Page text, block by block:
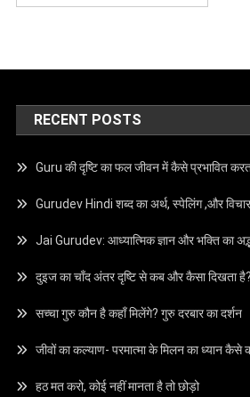
RECENT POSTS
Guru की दृष्टि का फल जीवन में कैसे प्रभावित
Gurudev Hindi शब्द का अर्थ, स्पेलिंग ,और
Jai Gurudev: आध्यात्मिक ज्ञान और भक्ति का
दुइज का चाँद अंतर दृष्टि से कब और कैसा दिखता है?
सच्चा गुरु कौन है कहाँ मिलेंगे? गुरु दरबार का दर्शन
जीवों का कल्याण- परमात्मा के मिलन का ध्यान कैसे
हठ मत करो, कोई नहीं मानता है तो छोड़ो